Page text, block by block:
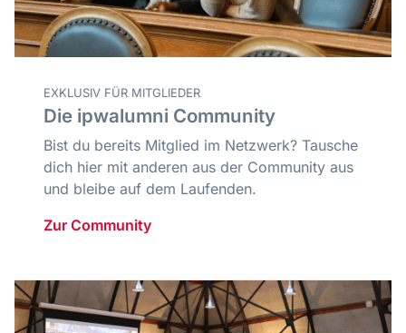
EXKLUSIV FÜR MITGLIEDER
Die ipwalumni Community
Bist du bereits Mitglied im Netzwerk? Tausche
dich hier mit anderen aus der Community aus
und bleibe auf dem Laufenden.
Zur Community